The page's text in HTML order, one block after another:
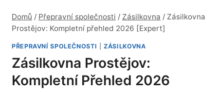
Domů / Přepravní společnosti / Zásilkovna / Zásilkovna
Prostějov: Kompletní přehled 2026 [Expert]
PŘEPRAVNÍ SPOLEČNOSTI |ZÁSILKOVNA
Zásilkovna Prostějov:
Kompletní Přehled 2026